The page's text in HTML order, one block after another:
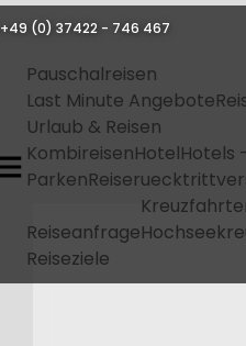
+49 (0) 37422 - 746 467
Pauschalreisen
Last Minute Angebote
Urlaub & Reisen
KombireisenHotelHotels
Parken
Reiseanfrage
Reiseziele